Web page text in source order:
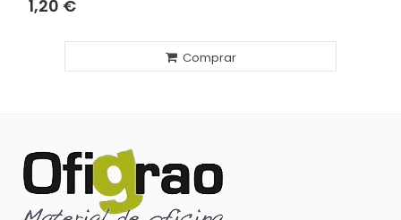
1,20 €
Comprar